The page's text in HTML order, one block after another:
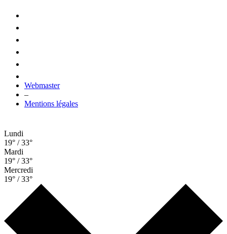
Webmaster
–
Mentions légales
Lundi
19° / 33°
Mardi
19° / 33°
Mercredi
19° / 33°